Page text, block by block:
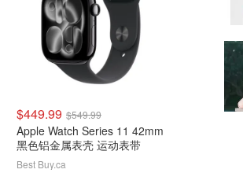
$449.99 $549.99
Apple Watch Series 11 42mm
黑色铝金属表壳 运动表带
Best Buy.ca